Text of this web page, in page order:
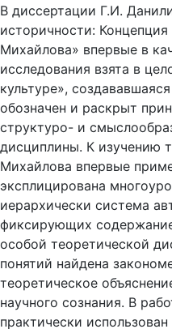
В диссертации Г.И.
историчности:
Михайлова» впервые в
исследования взята в
культуре»,
обозначен и раскрыт
структуро- и
дисциплины. К изучению
Михайлова впервые
эксплицирована
иерархически система
фиксирующих
особой теоретической
понятий найдена
теоретическое
научного сознания. В
практически